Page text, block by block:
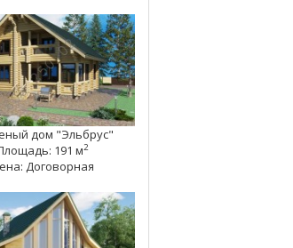
дом "Эльбрус"
191 м2
Договорная